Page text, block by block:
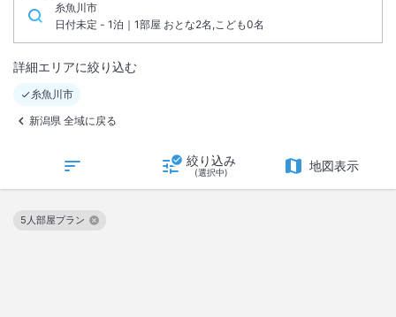
糸魚川市
日付未定 - 1泊｜1部屋 おとな2名,こども0名
詳細エリアに絞り込む
糸魚川市
新潟県 全域に戻る
絞り込み
(選択中) 地図表示
5人部屋プラン
この絞り込み条件を解除